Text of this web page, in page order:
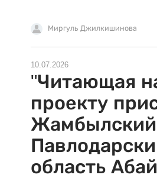
Миргуль Джилкишинова
10.07.2026
"Читающая
проекту
область Абай